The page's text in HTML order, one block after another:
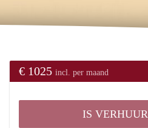
€ 1025 incl. per maand
IS